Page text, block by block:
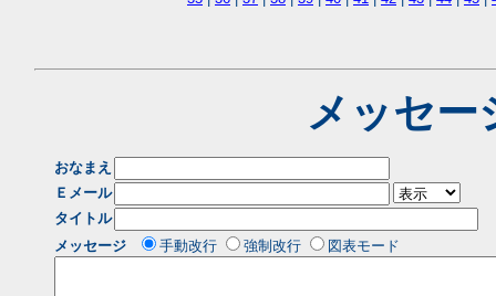
メッセー
おなまえ
Ｅメール
タイトル
メッセージ
手動改行 強制改行 図表モード